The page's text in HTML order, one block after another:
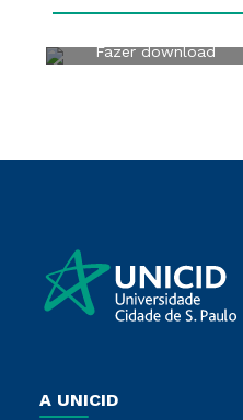
Fazer download
A UNICID